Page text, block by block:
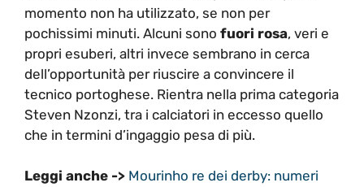
momento non ha utilizzato, se non per
pochissimi minuti. Alcuni sono fuori rosa, veri e
propri esuberi, altri invece sembrano in cerca
dell’opportunità per riuscire a convincere il
tecnico portoghese. Rientra nella prima categoria
Steven Nzonzi, tra i calciatori in eccesso quello
che in termini d’ingaggio pesa di più.
Leggi anche -> Mourinho re dei derby: numeri